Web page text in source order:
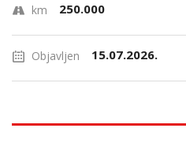
km 250.000
Objavljen 15.07.2026.